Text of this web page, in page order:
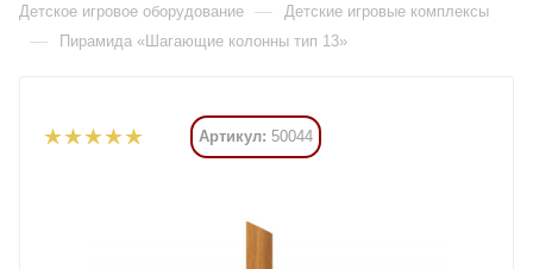
Детское игровое оборудование — Детские игровые комплексы
— Пирамида «Шагающие колонны тип 13»
Артикул: 50044